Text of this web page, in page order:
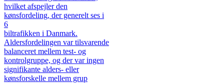
hvilket afspejler den
kønsfordeling, der generelt ses i
6
biltrafikken i Danmark.
Aldersfordelingen var tilsvarende
balanceret mellem test- og
kontrolgruppe, og der var ingen
signifikante alders- eller
kønsforskelle mellem grup